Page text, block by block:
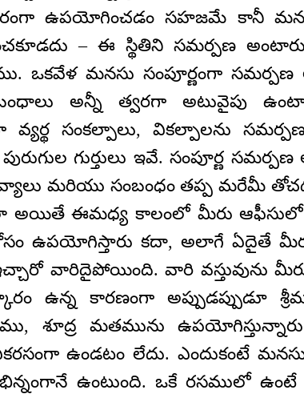
ఉపయోగించడం సహజమే కానీ
– ఈ స్థితిని సమర్పణ
ఒకవేళ మనసు సంపూర్ణంగా
అన్నీ త్వరగా అటువైపు
సంకల్పాలు, వికల్పాలను
గుర్తులు ఇవే. సంపూర్ణ
మరియు సంబంధం తప్ప మరేమీ
అయితే ఈమధ్య కాలంలో మీరు ఆఫీసులో
ఉపయోగిస్తారు కదా, అలాగే ఏదైతే
వారిదైపోయింది. వారి వస్తువును
ఉన్న కారణంగా అప్పుడప్పుడూ
మతమును ఉపయోగిస్తున్నారు.
ఉండటం లేదు. ఎందుకంటే
ఉంటుంది. ఒకే రసములో ఉంటే